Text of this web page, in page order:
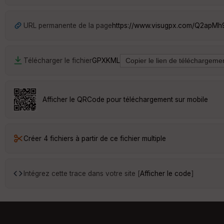
URL permanente de la pagehttps://www.visugpx.com/
Télécharger le fichierGPXKML
Afficher le QRCode pour téléchargement sur mobile
Créer 4 fichiers à partir de ce fichier multiple
Intégrez cette trace dans votre site [Afficher le code]